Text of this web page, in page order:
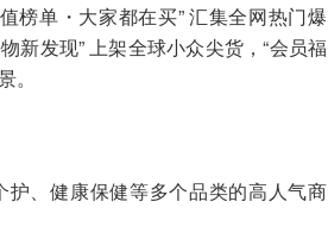
单・大家都在买” 汇集全网热门爆
新发现” 上架全球小众尖货，“会员福
、健康保健等多个品类的高人气商